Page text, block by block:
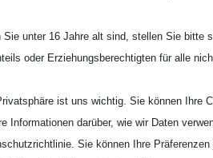
Diese Informationen sowie der
Sie unter 16 Jahre alt sind, stellen Sie bitte
oder Erziehungsberechtigten für alle
ist uns wichtig. Sie können Ihre
Informationen darüber, wie wir Daten
Sie können Ihre